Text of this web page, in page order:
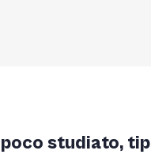
studiato,